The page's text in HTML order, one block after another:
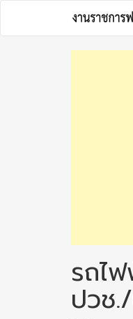
content
รถไ
ปวช